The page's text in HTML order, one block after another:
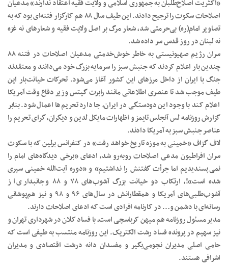
«اکثریت اصلاح‌طلبان به جمهوری اسلامی و ولایت فقیه اعتقاد ندارند» مدعیان
اصلاحات سکوت را ترجیح دادند. این طیف سال ۸۸ هم کارگزار فتنه‌ای بود که به
تصاویر امام(ره) بی‌حرمتی شد، شعار مرگ بر اصل ولایت فقیه و شعارهای نه غزه
نه لبنان در روز قدس سر داده شد.
سران رژیم صهیونیستی به خاطر خوش‌خدمتی‌ مدعیان اصلاحات در فتنه ۸۸
چندین بار اعلام کردند که جنبش سبز را سرمایه بزرگ خود می‌دانند و معتقدند
جنگ با ایران از داخل مرزهای این کشور آغاز می‌شود. تحرکات خیانت‌بار این
طیف موجب شد تا عنصری اطلاعاتی مانند رابرت گیتس وزیر دفاع وقت آمریکا
اعلام کند با وجود این دودستگی در ایران، جا دارد تحریم‌ها اعمال شود. بنابر
گزارش روزنامه لس آنجلس تایمز و اظهارات مایکل لدین و دیگران، گرای تحریم را
عناصر جنبش سبز به آمریکا دادند.
لاف گزاف «خمینی به موزه تاریخ خواهد رفت» در کنفرانس برلین که با سکوت
سران افراطیون مدعی اصلاحات رو‌به‌رو شد، ادعای «برخی دیدگاه‌های امام را
نمی‌پسندیدیم اما جرأت گفتنش را نداشتیم» و «دوره آیت‌الله خمینی سپری
شده است»!، ارتکاب دو خیانت بزرگ آشوب‌های ۷۸ و ۸۸ و جانبداری از
آشوب‌طلبی‌های آمریکا و همقطارانش در سال‌های ۹۶ و ۹۸ و نیز هم‌پوشانی
رسانه‌ای با دشمن و… در کارنامه افرادی است که ادعای اصلاحات دارند.
مدیر مسئول روزنامه هم میهن کرباسچی است، با فساد کلان در شهرداری تهران و
نیز سهیم در پرونده فساد رشت الکتریک. این روزنامه منتسب به طیفی است که
حامی اصلی مدیران نجومی‌بگیر و مفسدان دانه درشت اقتصادی و مدیران
اشرافی هستند.